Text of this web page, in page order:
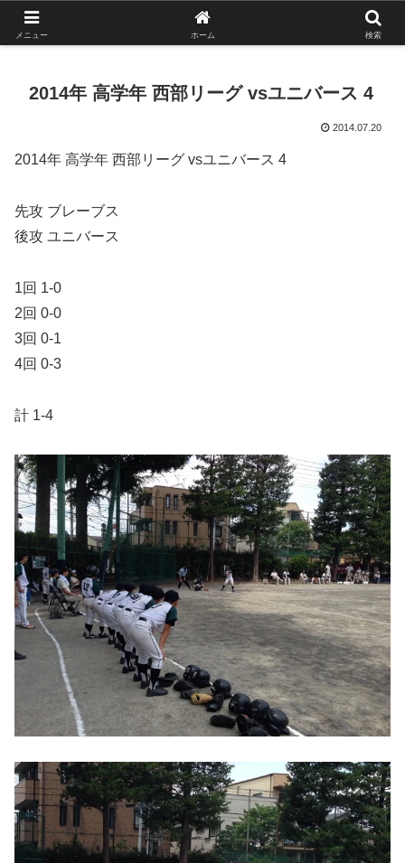
がんばれ！フルスイング！境南ブレーブス！
2014年 高学年 西部リーグ vsユニバース 4
2014.07.20
2014年 高学年 西部リーグ vsユニバース 4
先攻 ブレーブス
後攻 ユニバース
1回 1-0
2回 0-0
3回 0-1
4回 0-3
計 1-4
メニュー ホーム 検索